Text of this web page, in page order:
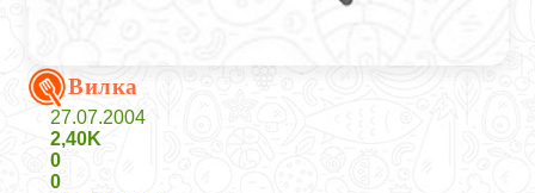
Вилка
27.07.2004
2,40K
0
0